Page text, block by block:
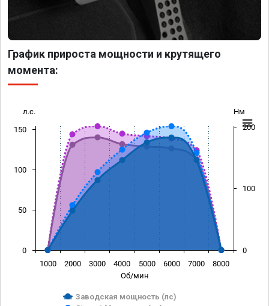
График прироста мощности и крутящего
момента:
Об/мин
л.с. Нм
Заводская мощность (лс)
1000 2000 3000 4000 5000 6000 7000 8000
0
50
100
150
0
100
200